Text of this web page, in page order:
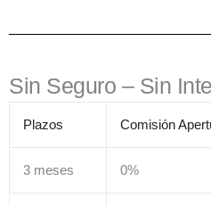
Sin Seguro – Sin
Plazos Comisión
3 meses 0%